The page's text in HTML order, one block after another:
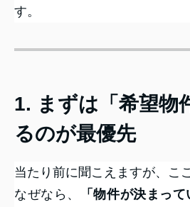
す。
1. まずは「希望物
るのが最優先
当たり前に聞こえますが、こ
なぜなら、
「物件が決まっ